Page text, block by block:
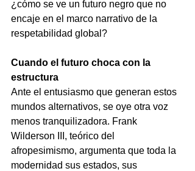
¿cómo se ve un futuro negro que no
encaje en el marco narrativo de la
respetabilidad global?
Cuando el futuro choca con la
estructura
Ante el entusiasmo que generan estos
mundos alternativos, se oye otra voz
menos tranquilizadora. Frank
Wilderson III, teórico del
afropesimismo, argumenta que toda la
modernidad sus estados, sus